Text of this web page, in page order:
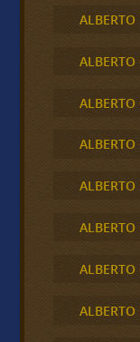
ALBERTO
ALBERTO
ALBERTO
ALBERTO
ALBERTO
ALBERTO
ALBERTO